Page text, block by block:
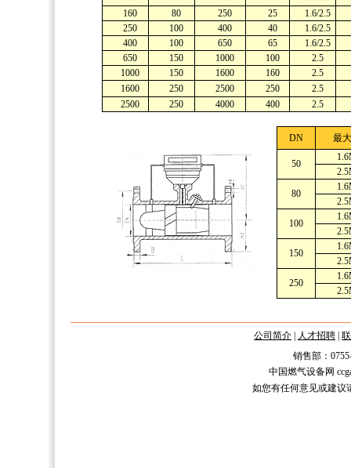
160
80 250 25 1.6/2.5
250
100 400 40 1.6/2.5
400
100 650 65 1.6/2.5
650
150 1000 100 2.5
1000
150 1600 160 2.5
1600
250 2500 250 2.5
2500
250 4000 400 2.5
DN 最
50
80
100
150
250
公司简介 人才招聘
销售部：
中国燃气设备网
如您有任何意见或建议